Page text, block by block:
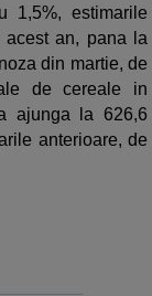
1,5%, estimarile
an, pana la
din martie, de
de cereale in
ajunga la 626,6
anterioare, de